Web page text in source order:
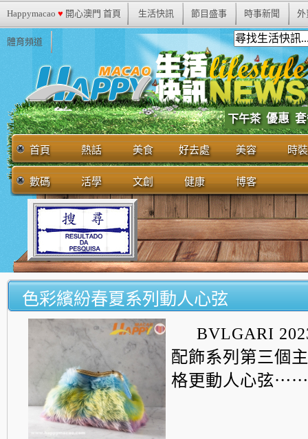
Happymacao ♥ 開心澳門 首頁 生活快訊 節目盛事 時事新聞 外
體育頻道
下午茶 優惠
首頁 熱話 美食 好去處 美容 時裝
數碼 活學 文創 健康 博客
色彩繽紛春夏系列動人心弦
BVLGARI
配飾系列第三個
格更動人心弦⋯⋯